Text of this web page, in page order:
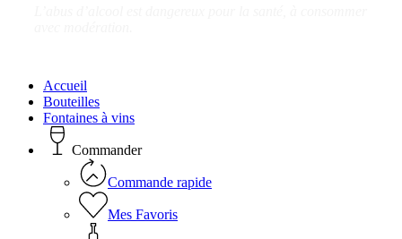
Close
Menu
Accueil
Bouteilles
Fontaines à vins
Commander
Commande rapide
Mes Favoris